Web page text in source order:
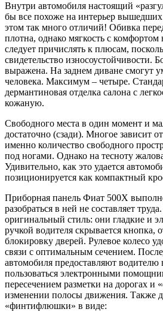
Внутри автомобиля настоящий
бы все похоже на интерьер
этом так много отличий! Обивка
плотна, однако мягкость с
следует причислять к плюсам,
свидетельство износоустойчивости.
выражена. На заднем диване смогут
человека. Максимум – четыре.
дермантиновая отделка салона с
кожаную.
Свободного места в один момент и
достаточно (сзади). Многое зависит
именно количество свободного
под ногами. Однако на тесноту
Удивительно, как это удается
позиционируется как компактный
Приборная панель Фиат 500Х
разобраться в ней не составляет
оригинальный стиль: они гладкие и
ручкой водителя скрывается кнопка,
блокировку дверей. Рулевое колесо
связи с оптимальным сечением.
автомобиля предоставляют водителю
пользоваться электронными
пересечением разметки на дорогах и
изменении полосы движения. Также
«финтифлюшки» в виде: